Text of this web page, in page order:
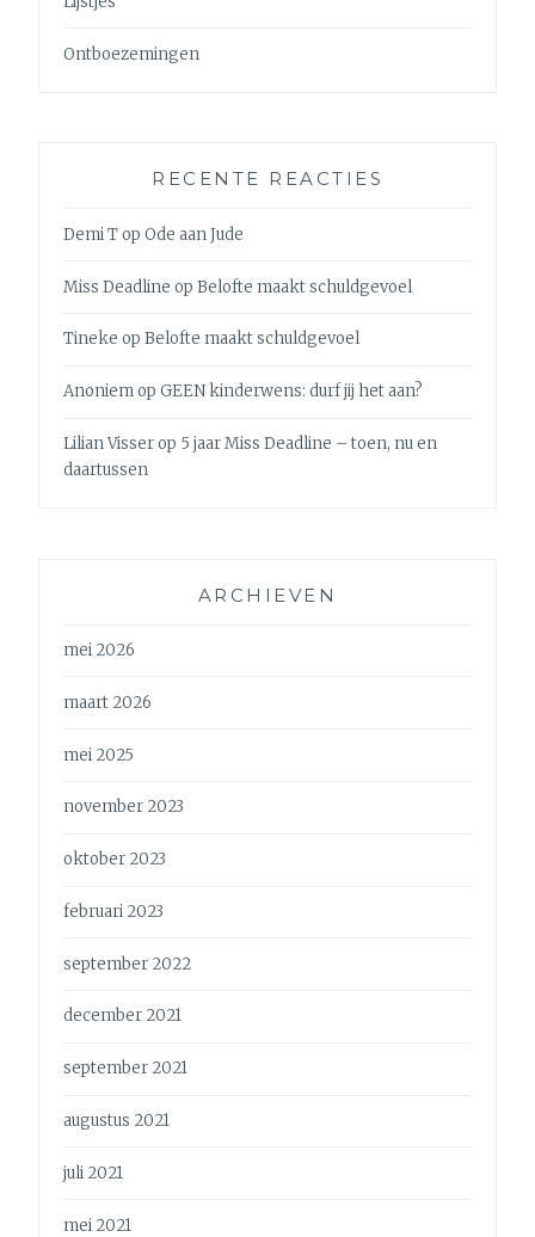
Ontboezemingen
RECENTE REACTIES
Demi TopOde aan Jude
Miss Deadline opBelofte maakt schuldgevoel
Tineke opBelofte maakt schuldgevoel
AnoniemopGEEN kinderwens: durf jij het aan?
Lilian Visserop 5 jaar Miss Deadline – toen, nu en
daartussen
ARCHIEVEN
mei 2026
maart 2026
mei 2025
november 2023
oktober 2023
februari 2023
september 2022
december 2021
september 2021
augustus 2021
juli 2021
mei 2021